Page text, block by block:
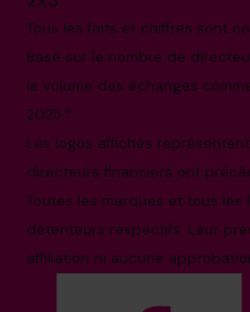
Tous les faits et chiffres sont
Basé sur le nombre de
le volume des échanges
2025.*
Les logos affichés
directeurs financiers ont
Toutes les marques et tous
détenteurs respectifs. Leur
affiliation ni aucune